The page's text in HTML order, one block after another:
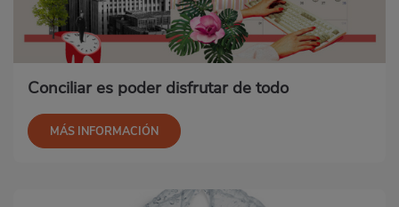
Conciliar es poder disfrutar de todo
MÁS INFORMACIÓN